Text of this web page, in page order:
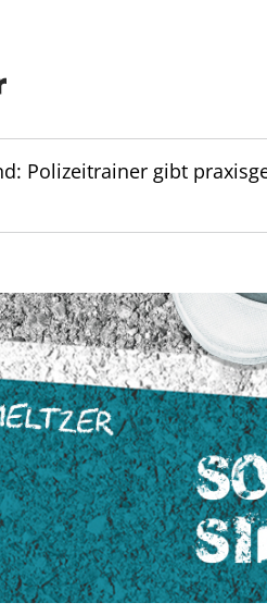
Polizeitrainer gibt